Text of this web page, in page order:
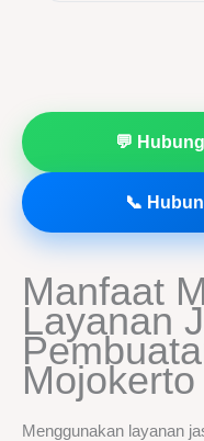
💬
📞
Manfaat
Layanan
Mojokerto
Menggunakan layanan